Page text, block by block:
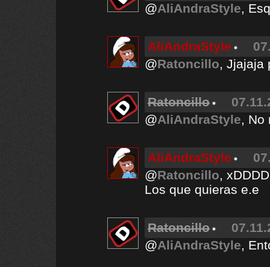
@AliAndraStyle,
AliAndraStyle
@Ratoncillo, Jjajaja
Ratoncillo
@AliAndraStyle, No
AliAndraStyle
@Ratoncillo,
Los que quieras e.e
Ratoncillo
@AliAndraStyle,